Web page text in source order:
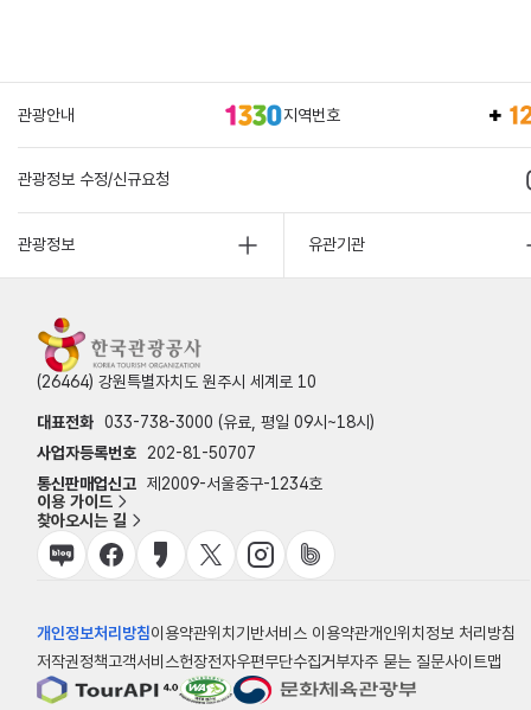
관광안내 지역번호
관광정보 수정/신규요청
관광정보 유관기관
(26464) 강원특별자치도 원주시 세계로 10
대표전화 033-738-3000 (유료, 평일 09시~18시)
사업자등록번호
202-81-50707
통신판매업신고 제2009-서울중구-1234호
이용 가이드
찾아오시는 길
개인정보처리방침이용약관위치기반서비스 이용약관개인위치정보 처리방침
저작권정책고객서비스헌장전자우편무단수집거부자주 묻는 질문사이트맵